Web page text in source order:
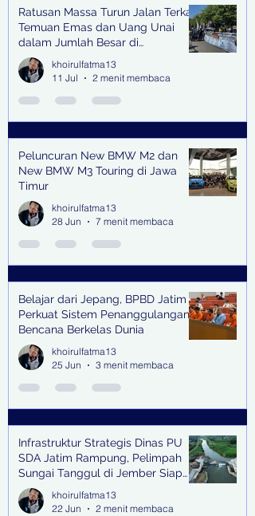
Ratusan Massa Turun Jalan Terkait
Temuan Emas dan Uang Unai
dalam Jumlah Besar di
Lingkungan Jampidsus Kejaksaan
Agung RI di Jakarta
khoirulfatma13
11 Jul
2 menit membaca
Peluncuran New BMW M2 dan
New BMW M3 Touring di Jawa
Timur
khoirulfatma13
28 Jun
7 menit membaca
Belajar dari Jepang, BPBD Jatim
Perkuat Sistem Penanggulangan
Bencana Berkelas Dunia
khoirulfatma13
25 Jun
3 menit membaca
Infrastruktur Strategis Dinas PU
SDA Jatim Rampung, Pelimpah
Sungai Tanggul di Jember Siap
Bangkitkan Swasembada Pangan
dan Pengendali Banjir
khoirulfatma13
22 Jun
2 menit membaca